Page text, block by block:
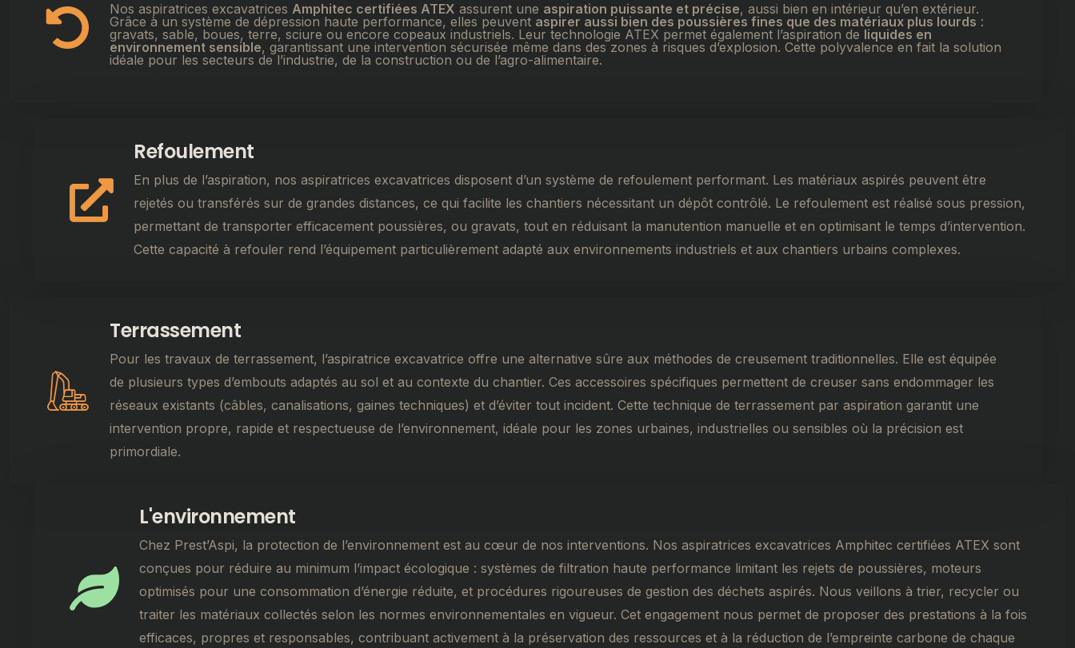
Nos aspiratrices excavatrices Amphitec certifiées ATEX assurent une aspiration puissante et précise, aussi bien en intérieur qu’en extérieur.
Grâce à un système de dépression haute performance, elles peuvent aspirer aussi bien des poussières fines que des matériaux plus lourds :
gravats, sable, boues, terre, sciure ou encore copeaux industriels. Leur technologie ATEX permet également l’aspiration de liquides en
environnement sensible, garantissant une intervention sécurisée même dans des zones à risques d’explosion. Cette polyvalence en fait la solution
idéale pour les secteurs de l’industrie, de la construction ou de l’agro-alimentaire.
Refoulement
En plus de l’aspiration, nos aspiratrices excavatrices disposent d’un système de refoulement performant. Les matériaux aspirés peuvent être
rejetés ou transférés sur de grandes distances, ce qui facilite les chantiers nécessitant un dépôt contrôlé. Le refoulement est réalisé sous pression,
permettant de transporter efficacement poussières, ou gravats, tout en réduisant la manutention manuelle et en optimisant le temps d’intervention.
Cette capacité à refouler rend l’équipement particulièrement adapté aux environnements industriels et aux chantiers urbains complexes.
Terrassement
Pour les travaux de terrassement, l’aspiratrice excavatrice offre une alternative sûre aux méthodes de creusement traditionnelles. Elle est équipée
de plusieurs types d’embouts adaptés au sol et au contexte du chantier. Ces accessoires spécifiques permettent de creuser sans endommager les
réseaux existants (câbles, canalisations, gaines techniques) et d’éviter tout incident. Cette technique de terrassement par aspiration garantit une
intervention propre, rapide et respectueuse de l’environnement, idéale pour les zones urbaines, industrielles ou sensibles où la précision est
primordiale.
L'environnement
Chez Prest’Aspi, la protection de l’environnement est au cœur de nos interventions. Nos aspiratrices excavatrices Amphitec certifiées ATEX sont
conçues pour réduire au minimum l’impact écologique : systèmes de filtration haute performance limitant les rejets de poussières, moteurs
optimisés pour une consommation d’énergie réduite, et procédures rigoureuses de gestion des déchets aspirés. Nous veillons à trier, recycler ou
traiter les matériaux collectés selon les normes environnementales en vigueur. Cet engagement nous permet de proposer des prestations à la fois
efficaces, propres et responsables, contribuant activement à la préservation des ressources et à la réduction de l’empreinte carbone de chaque